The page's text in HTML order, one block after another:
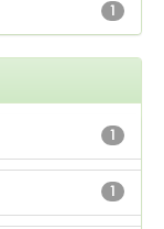
1
1
1